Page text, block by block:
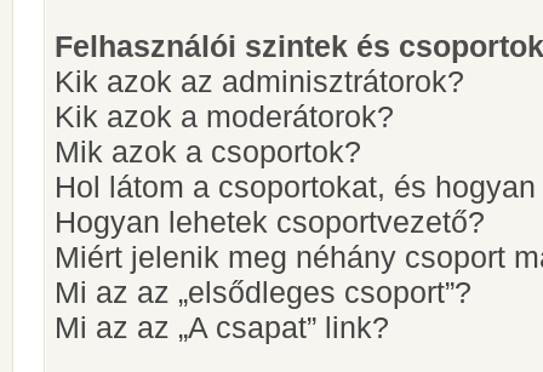
Felhasználói szintek és csoportok
Kik azok az adminisztrátorok?
Kik azok a moderátorok?
Mik azok a csoportok?
Hol látom a csoportokat, és
Hogyan lehetek csoportvezető?
Miért jelenik meg néhány csoport
Mi az az „elsődleges csoport”?
Mi az az „A csapat” link?